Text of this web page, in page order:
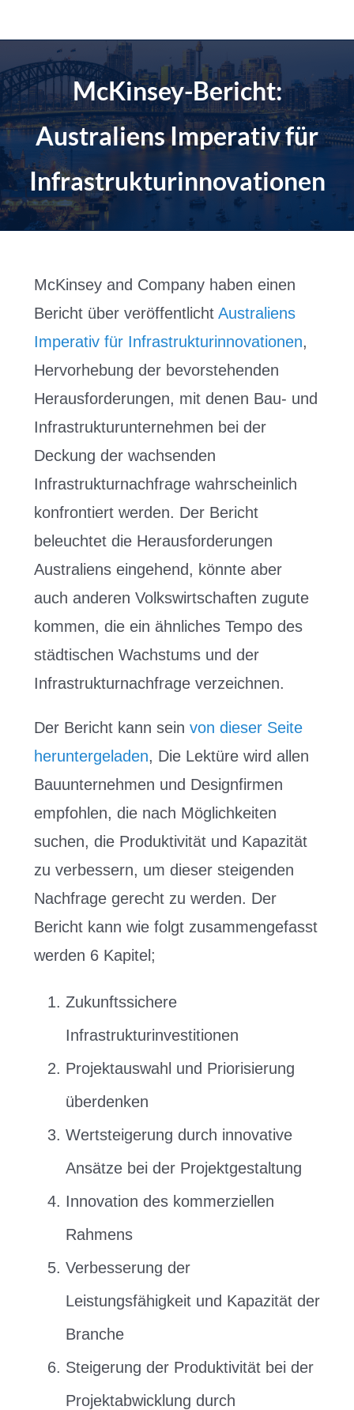
McKinsey-Bericht:
Australiens Imperativ für
Infrastrukturinnovationen
McKinsey and Company haben einen
Bericht über veröffentlicht Australiens
Imperativ für Infrastrukturinnovationen,
Hervorhebung der bevorstehenden
Herausforderungen, mit denen Bau- und
Infrastrukturunternehmen bei der
Deckung der wachsenden
Infrastrukturnachfrage wahrscheinlich
konfrontiert werden. Der Bericht
beleuchtet die Herausforderungen
Australiens eingehend, könnte aber
auch anderen Volkswirtschaften zugute
kommen, die ein ähnliches Tempo des
städtischen Wachstums und der
Infrastrukturnachfrage verzeichnen.
Der Bericht kann sein von dieser Seite
heruntergeladen, Die Lektüre wird allen
Bauunternehmen und Designfirmen
empfohlen, die nach Möglichkeiten
suchen, die Produktivität und Kapazität
zu verbessern, um dieser steigenden
Nachfrage gerecht zu werden. Der
Bericht kann wie folgt zusammengefasst
werden 6 Kapitel;
Zukunftssichere
Infrastrukturinvestitionen
Projektauswahl und Priorisierung
überdenken
Wertsteigerung durch innovative
Ansätze bei der Projektgestaltung
Innovation des kommerziellen
Rahmens
Verbesserung der
Leistungsfähigkeit und Kapazität der
Branche
Steigerung der Produktivität bei der
Projektabwicklung durch